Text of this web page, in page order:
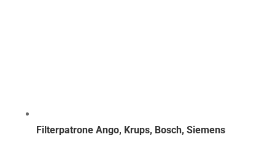
Filterpatrone Ango, Krups, Bosch, Siemens